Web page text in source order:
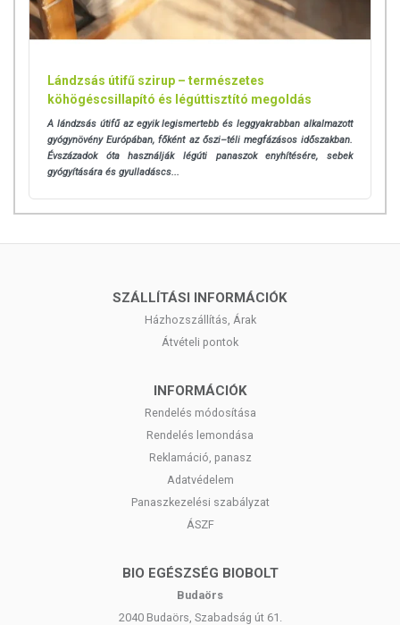
Tartsa be a tárolási előírásokat. Ne használja a lejárati idő
után.
tartályon. Ne tárolja a száraz alkatrészeket műanyag zacskóban.
Ne használja a flakont, ha sérült vagy elszíneződött. Ne tegye a
flakont, a feltétet és a csövet forrásban lévő vízbe.
Kölcsönhatások:
Orvosi balesetek:
A ClinSin med orr- és melléküregöblítő készlet 12 év feletti
gyermekek és felnőttek számára tartalmaz egy orröblítő
Natur Produkt Pharma Sp. z o.o.
2046 Törökbálint
Lándzsás útifű szirup – természetes
köhögéscsillapító és légúttisztító megoldás
A lándzsás útifű az egyik legismertebb és leggyakrabban alkalmazott
gyógynövény Európában, főként az őszi–téli megfázásos időszakban.
Évszázadok óta használják légúti panaszok enyhítésére, sebek
gyógyítására és gyulladáscs...
SZÁLLÍTÁSI INFORMÁCIÓK
Házhozszállítás, Árak
Átvételi pontok
INFORMÁCIÓK
Rendelés módosítása
Rendelés lemondása
Reklamáció, panasz
Adatvédelem
Panaszkezelési szabályzat
ÁSZF
BIO EGÉSZSÉG BIOBOLT
Budaörs
2040 Budaörs, Szabadság út 61.